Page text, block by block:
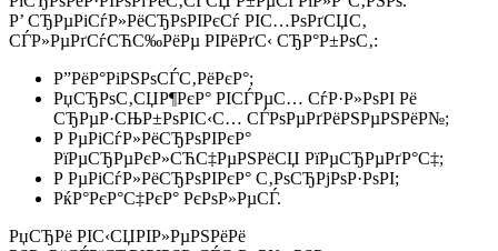
Р’ СЂРµРіСѓР»РёСЂРѕРІРєСѓ РІС…РѕРґСЏС‚
СЃР»РµРґСѓСЋС‰РёРµ РІРёРґС‹ СЂР°Р±РѕС‚:
Р”РёР°РіРЅРѕСЃС‚РёРєР°;
РџСЂРѕС‚СЏР¶РєР° РІСЃРµС… СѓР·Р»РѕРІ Рё
СЂРµР·СЊР±РѕРІС‹С… СЃРѕРµРґРёРЅРµРЅРёР№;
Р РµРіСѓР»РёСЂРѕРІРєР°
РїРµСЂРµРєР»СЋС‡РµРЅРёСЏ РїРµСЂРµРґР°С‡;
Р РµРіСѓР»РёСЂРѕРІРєР° С‚РѕСЂРјРѕР·РѕРІ;
РќР°РєР°С‡РєР° РєРѕР»РµСЃ.
РџСЂРё РІС‹СЏРІР»РµРЅРёРё